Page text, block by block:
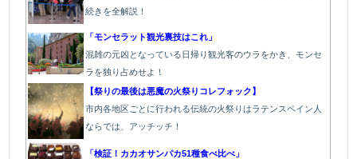
続きを全解説！
「モンセラット観光裏技はこれ」
混雑の元凶となっている日帰り観光客のウラをかき、モンセ
ラを独り占めせよ！
【祭りの最後は悪魔の火祭りコレフォック】
市内各地区ごとに行われる伝統の火祭りはラテンスペイン人
ならでは、アッチッチ！
「検証！カカオサンパカ51種食べ比べ」